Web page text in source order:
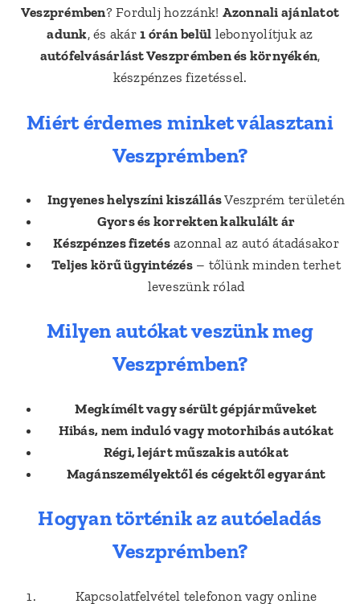
Veszprémben? Fordulj hozzánk! Azonnali ajánlatot
adunk, és akár1 órán belül lebonyolítjuk az
autófelvásárlást Veszprémben és környékén,
készpénzes fizetéssel.
Miért érdemes minket választani
Veszprémben?
Ingyenes helyszíni kiszállásVeszprém területén
Gyors és korrekten kalkulált ár
Készpénzes fizetésazonnal az autó átadásakor
Teljes körű ügyintézés– tőlünk minden terhet
leveszünk rólad
Milyen autókat veszünk meg
Veszprémben?
Megkímélt vagy sérült gépjárműveket
Hibás, nem induló vagy motorhibás autókat
Régi, lejárt műszakis autókat
Magánszemélyektől és cégektől egyaránt
Hogyan történik az autóeladás
Veszprémben?
Kapcsolatfelvétel telefonon vagy online